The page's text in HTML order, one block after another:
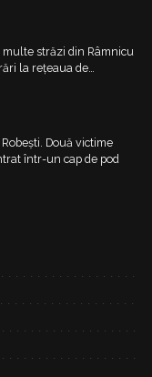
străzi din Râmnicu
la rețeaua de
Două victime
într-un cap de pod